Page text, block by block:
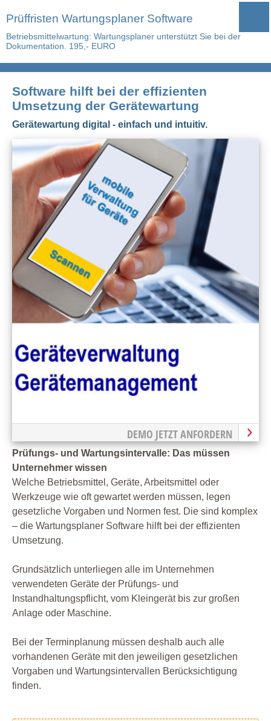
Prüffristen Wartungsplaner Software
Betriebsmittelwartung: Wartungsplaner unterstützt Sie bei der
Dokumentation. 195,- EURO
Software hilft bei der effizienten
Umsetzung der Gerätewartung
Gerätewartung digital - einfach und intuitiv.
DEMO JETZT ANFORDERN
Prüfungs- und Wartungsintervalle: Das müssen
Unternehmer wissen
Welche Betriebsmittel, Geräte, Arbeitsmittel oder
Werkzeuge wie oft gewartet werden müssen, legen
gesetzliche Vorgaben und Normen fest. Die sind komplex
– die Wartungsplaner Software hilft bei der effizienten
Umsetzung.
Grundsätzlich unterliegen alle im Unternehmen
verwendeten Geräte der Prüfungs- und
Instandhaltungspflicht, vom Kleingerät bis zur großen
Anlage oder Maschine.
Bei der Terminplanung müssen deshalb auch alle
vorhandenen Geräte mit den jeweiligen gesetzlichen
Vorgaben und Wartungsintervallen Berücksichtigung
finden.